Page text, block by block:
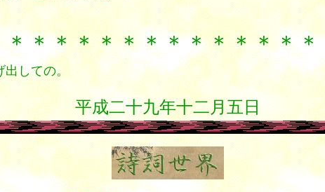
＊＊＊＊＊＊＊＊＊
出しての。
平成二十九年十二月五日